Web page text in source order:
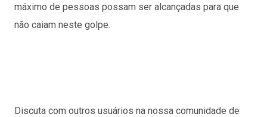
máximo de pessoas possam ser alcançadas para que
não caiam neste golpe.
Discuta com outros usuários na nossa comunidade de